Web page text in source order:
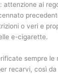
attenzione ai
o veri e
e-cigarette.
sempre le
recarvi, così